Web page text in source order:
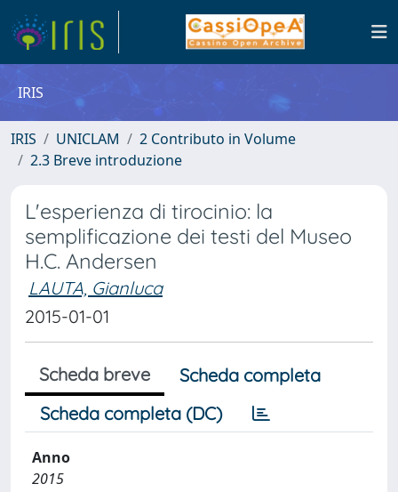
IRIS
IRIS UNICLAM
2 Contributo in Volume
2.3 Breve introduzione
L'esperienza di tirocinio: la
semplificazione dei testi del Museo
H.C. Andersen
LAUTA, Gianluca
2015-01-01
Scheda breve
Scheda completa
Scheda completa (DC)
Anno
2015